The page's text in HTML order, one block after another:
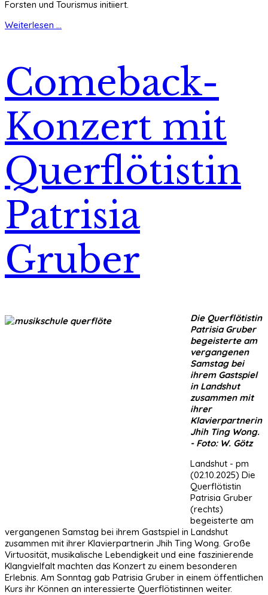
Forsten und Tourismus initiiert.
Weiterlesen ...
Comeback-
Konzert mit
Querflötistin
Patrisia
Gruber
Die Querflötistin
Patrisia Gruber
begeisterte am
vergangenen
Samstag bei
ihrem Gastspiel
in Landshut
zusammen mit
ihrer
Klavierpartnerin
Jhih Ting Wong.
- Foto: W. Götz
Landshut - pm
(02.10.2025) Die
Querflötistin
Patrisia Gruber
(rechts)
begeisterte am
vergangenen Samstag bei ihrem Gastspiel in Landshut
zusammen mit ihrer Klavierpartnerin Jhih Ting Wong. Große
Virtuosität, musikalische Lebendigkeit und eine faszinierende
Klangvielfalt machten das Konzert zu einem besonderen
Erlebnis. Am Sonntag gab Patrisia Gruber in einem öffentlichen
Kurs ihr Können an interessierte Querflötistinnen weiter.